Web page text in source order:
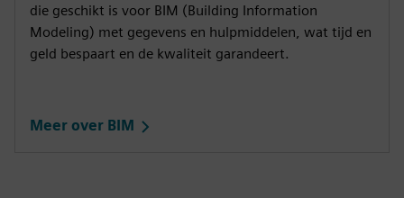
die geschikt is voor BIM (Building Information
Modeling) met gegevens en hulpmiddelen, wat tijd en
geld bespaart en de kwaliteit garandeert.
Meer over BIM